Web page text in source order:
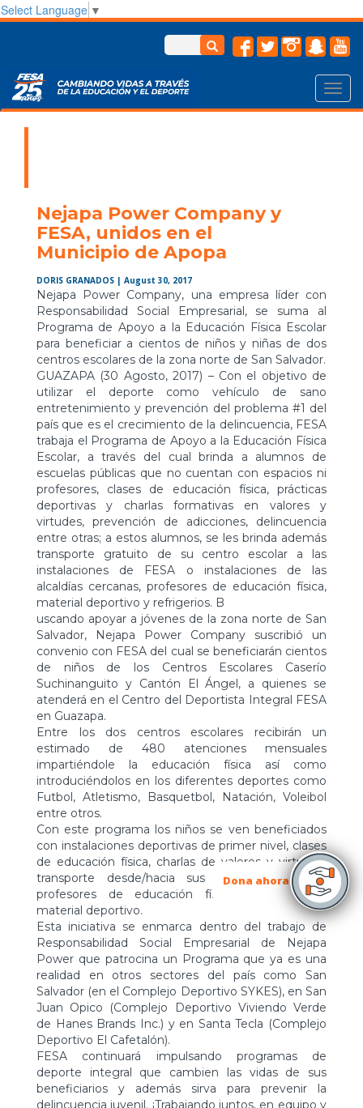
Select Language ▼
Dona ahora
Nejapa Power Company y
FESA, unidos en el
Municipio de Apopa
DORIS GRANADOS | August 30, 2017
Nejapa Power Company, una empresa líder con
Responsabilidad Social Empresarial, se suma al
Programa de Apoyo a la Educación Física Escolar
para beneficiar a cientos de niños y niñas de dos
centros escolares de la zona norte de San Salvador.
GUAZAPA (30 Agosto, 2017) – Con el objetivo de
utilizar el deporte como vehículo de sano
entretenimiento y prevención del problema #1 del
país que es el crecimiento de la delincuencia, FESA
trabaja el Programa de Apoyo a la Educación Física
Escolar, a través del cual brinda a alumnos de
escuelas públicas que no cuentan con espacios ni
profesores, clases de educación física, prácticas
deportivas y charlas formativas en valores y
virtudes, prevención de adicciones, delincuencia
entre otras; a estos alumnos, se les brinda además
transporte gratuito de su centro escolar a las
instalaciones de FESA o instalaciones de las
alcaldías cercanas, profesores de educación física,
material deportivo y refrigerios. B
uscando apoyar a jóvenes de la zona norte de San
Salvador, Nejapa Power Company suscribió un
convenio con FESA del cual se beneficiarán cientos
de niños de los Centros Escolares Caserío
Suchinanguito y Cantón El Ángel, a quienes se
atenderá en el Centro del Deportista Integral FESA
en Guazapa.
Entre los dos centros escolares recibirán un
estimado de 480 atenciones mensuales
impartiéndole la educación física así como
introduciéndolos en los diferentes deportes como
Futbol, Atletismo, Basquetbol, Natación, Voleibol
entre otros.
Con este programa los niños se ven beneficiados
con instalaciones deportivas de primer nivel, clases
de educación física, charlas de valores y virtudes,
transporte desde/hacia sus centros escolares,
profesores de educación física, hidratación y
material deportivo.
Esta iniciativa se enmarca dentro del trabajo de
Responsabilidad Social Empresarial de Nejapa
Power que patrocina un Programa que ya es una
realidad en otros sectores del país como San
Salvador (en el Complejo Deportivo SYKES), en San
Juan Opico (Complejo Deportivo Viviendo Verde
de Hanes Brands Inc.) y en Santa Tecla (Complejo
Deportivo El Cafetalón).
FESA continuará impulsando programas de
deporte integral que cambien las vidas de sus
beneficiarios y además sirva para prevenir la
delincuencia juvenil. ¡Trabajando juntos, en equipo y